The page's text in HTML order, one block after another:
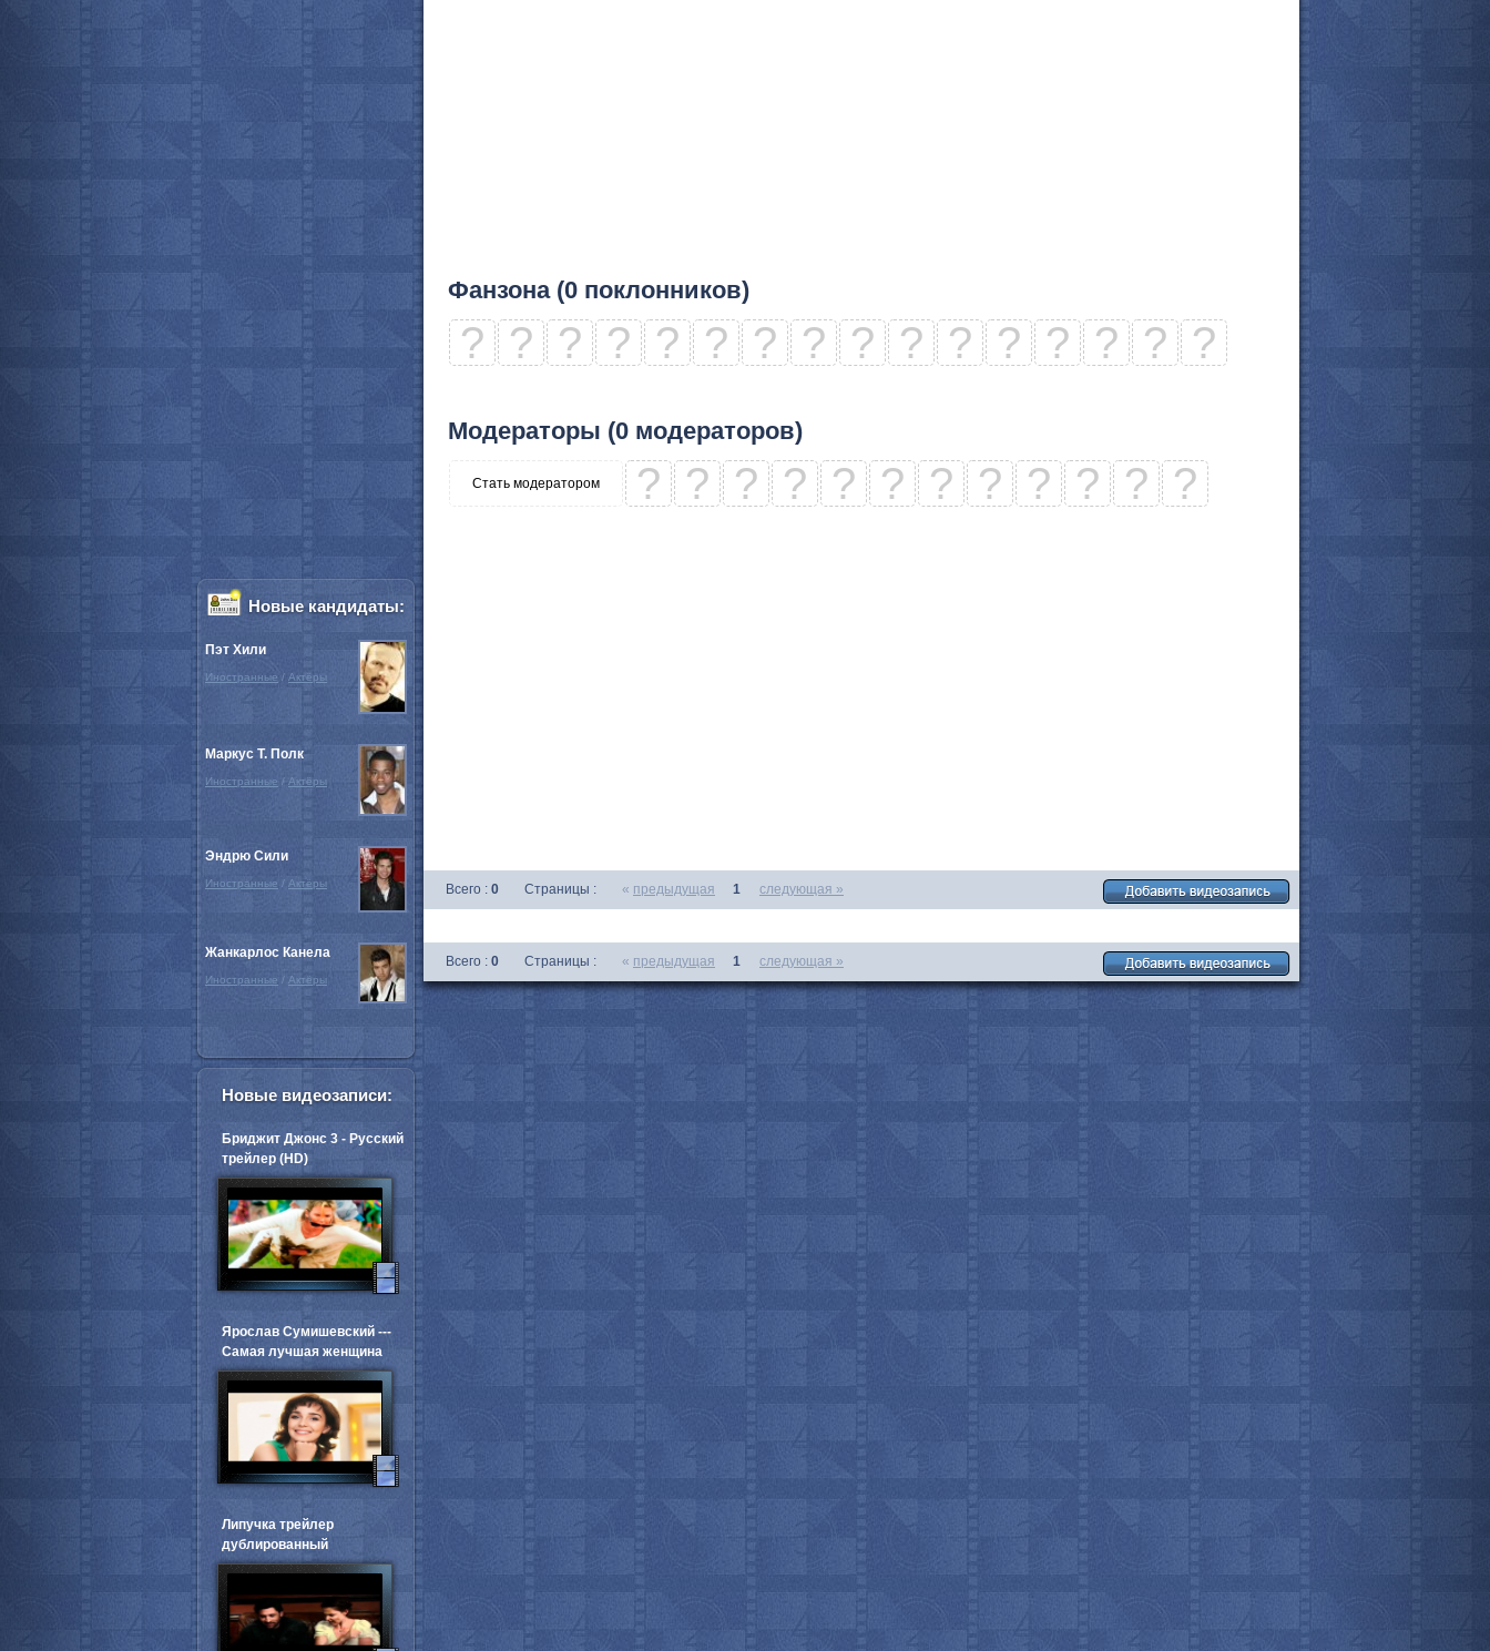
Фанзона (0 поклонников)
? ? ? ? ? ? ? ? ? ? ? ? ? ? ? ?
Модераторы (0 модераторов)
Стать модератором ? ? ? ? ? ? ? ? ? ? ? ?
Всего : 0 Страницы : « предыдущая 1 следующая »
Всего : 0 Страницы : « предыдущая 1 следующая »
Новые кандидаты:
Пэт Хили
Иностранные / Актёры
Маркус Т. Полк
Иностранные / Актёры
Эндрю Сили
Иностранные / Актёры
Жанкарлос Канела
Иностранные / Актёры
все актёры
Новые видеозаписи:
Бриджит Джонс 3 - Русский
трейлер (HD)
Ярослав Сумишевский ---
Самая лучшая женщина
Липучка трейлер
дублированный